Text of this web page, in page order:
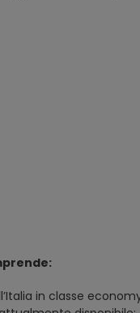
in classe